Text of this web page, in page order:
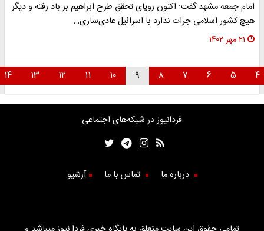
امام جمعه مشهد گفت: اکنون رویای تحقق طرح ابراهیم بر باد رفته و دیگر
هیچ کشور اسلامی جرات ندارد با اسرائیل عادی‌سازی…
۲۱ مهر ۱۴۰۲
۱۰ ۱۲ ۱۳ ۱۴
فردانیوز در شبکه‌های اجتماعی
درباره ما تماس با ما آرشیو